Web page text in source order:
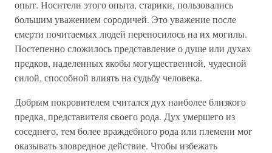
опыт. Носители этого опыта, старики, пользовались
большим уважением сородичей. Это уважение после
смерти почитаемых людей переносилось на их могилы.
Постепенно сложилось представление о душе или духах
предков, наделенных якобы могущественной, чудесной
силой, способной влиять на судьбу человека.
Добрым покровителем считался дух наиболее близкого
предка, представителя своего рода. Дух умершего из
соседнего, тем более враждебного рода или племени мог
оказывать зловредное действие. Чтобы избежать